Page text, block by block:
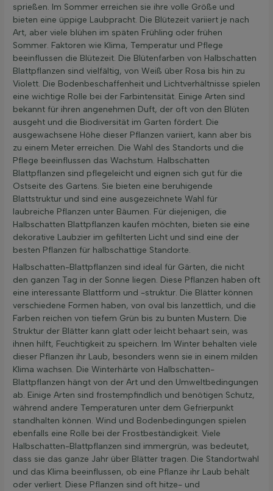
sprießen. Im Sommer erreichen sie ihre volle Größe und
bieten eine üppige Laubpracht. Die Blütezeit variiert je nach
Art, aber viele blühen im späten Frühling oder frühen
Sommer. Faktoren wie Klima, Temperatur und Pflege
beeinflussen die Blütezeit. Die Blütenfarben von Halbschatten
Blattpflanzen sind vielfältig, von Weiß über Rosa bis hin zu
Violett. Die Bodenbeschaffenheit und Lichtverhältnisse spielen
eine wichtige Rolle bei der Farbintensität. Einige Arten sind
bekannt für ihren angenehmen Duft, der oft von den Blüten
ausgeht und die Biodiversität im Garten fördert. Die
ausgewachsene Höhe dieser Pflanzen variiert, kann aber bis
zu einem Meter erreichen. Die Wahl des Standorts und die
Pflege beeinflussen das Wachstum. Halbschatten
Blattpflanzen sind pflegeleicht und eignen sich gut für die
Ostseite des Gartens. Sie bieten eine beruhigende
Blattstruktur und sind eine ausgezeichnete Wahl für
laubreiche Pflanzen unter Bäumen. Für diejenigen, die
Halbschatten Blattpflanzen kaufen möchten, bieten sie eine
dekorative Laubzier im gefilterten Licht und sind eine der
besten Pflanzen für halbschattige Standorte.
Halbschatten-Blattpflanzen sind ideal für Gärten, die nicht
den ganzen Tag in der Sonne liegen. Diese Pflanzen haben oft
eine interessante Blattform und -struktur. Die Blätter können
verschiedene Formen haben, von oval bis lanzettlich, und die
Farben reichen von tiefem Grün bis zu bunten Mustern. Die
Struktur der Blätter kann glatt oder leicht behaart sein, was
ihnen hilft, Feuchtigkeit zu speichern. Im Winter behalten viele
dieser Pflanzen ihr Laub, besonders wenn sie in einem milden
Klima wachsen. Die Winterhärte von Halbschatten-
Blattpflanzen hängt von der Art und den Umweltbedingungen
ab. Einige Arten sind frostempfindlich und benötigen Schutz,
während andere Temperaturen unter dem Gefrierpunkt
standhalten können. Wind und Bodenbedingungen spielen
ebenfalls eine Rolle bei der Frostbeständigkeit. Viele
Halbschatten-Blattpflanzen sind immergrün, was bedeutet,
dass sie das ganze Jahr über Blätter tragen. Die Standortwahl
und das Klima beeinflussen, ob eine Pflanze ihr Laub behält
oder verliert. Diese Pflanzen sind oft hitze- und